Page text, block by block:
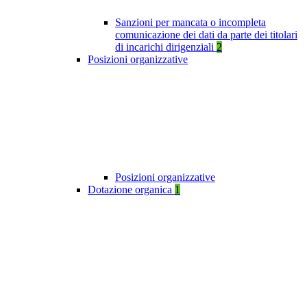
Sanzioni per mancata o incompleta
comunicazione dei dati da parte dei titolari
di incarichi dirigenziali 2
Posizioni organizzative
Posizioni organizzative
Dotazione organica 1